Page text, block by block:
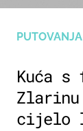
PUTOVANJA
Kuća s
cijelo